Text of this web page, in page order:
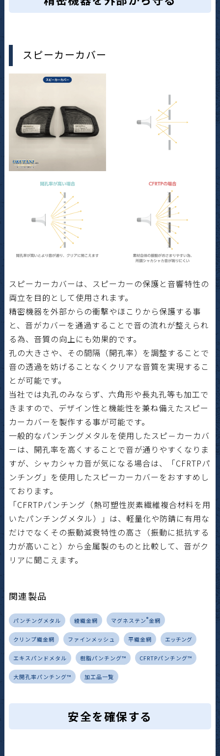
スピーカーカバー
スピーカーカバーは、スピーカーの保護と音響特性の
両立を目的として使用されます。
精密機器を外部からの衝撃やほこりから保護する事
と、音がカバーを通過することで音の流れが整えられ
る為、音質の向上にも効果的です。
孔の大きさや、その間隔（開孔率）を調整することで
音の透過を妨げることなくクリアな音質を実現するこ
とが可能です。
当社では丸孔のみならず、六角形や長丸孔等も加工で
きますので、デザイン性と機能性を兼ね備えたスピー
カーカバーを製作する事が可能です。
一般的なパンチングメタルを使用したスピ－カーカバ
ーは、開孔率を高くすることで音が通りやすくなりま
すが、シャカシャカ音が気になる場合は、「CFRTPパ
ンチング」を使用したスピーカーカバーをおすすめし
ております。
「CFRTPパンチング（熱可塑性炭素繊維複合材料を用
いたパンチングメタル）」は、軽量化や防錆に有用な
だけでなくその振動減衰特性の高さ（振動に抵抗する
力が高いこと）から金属製のものと比較して、音がク
リアに聞こえます。
関連製品
パンチングメタル 綾織金網 マグネステン®金網
クリンプ織金網 ファインメッシュ 平織金網 エッチング
エキスパンドメタル 樹脂パンチング™ CFRTPパンチング™
大開孔率パンチング™ 加工品一覧
安全を確保する